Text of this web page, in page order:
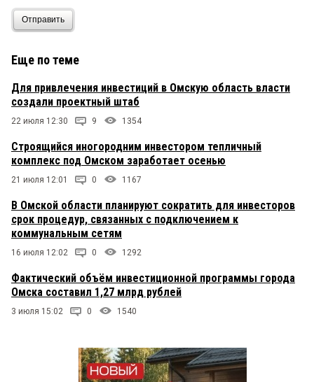
Отправить
Еще по теме
Для привлечения инвестиций в Омскую область власти
создали проектный штаб
22 июля 12:30 9 1354
Строящийся иногородним инвестором тепличный
комплекс под Омском заработает осенью
21 июля 12:01 0 1167
В Омской области планируют сократить для инвесторов
срок процедур, связанных с подключением к
коммунальным сетям
16 июля 12:02 0 1292
Фактический объём инвестиционной программы города
Омска составил 1,27 млрд рублей
3 июля 15:02 0 1540